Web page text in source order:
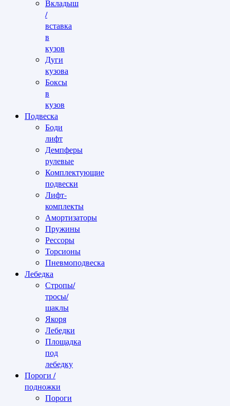
Вкладыш
/
вставка
в
кузов
Дуги
кузова
Боксы
в
кузов
Подвеска
Боди
лифт
Демпферы
рулевые
Комплектующие
подвески
Лифт-
комплекты
Амортизаторы
Пружины
Рессоры
Торсионы
Пневмоподвеска
Лебедка
Стропы/
тросы/
шаклы
Якоря
Лебедки
Площадка
под
лебедку
Пороги /
подножки
Пороги